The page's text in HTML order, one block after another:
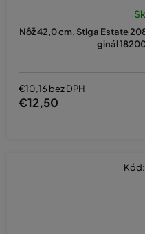
Nôž 42,0 cm, Stiga Estate
ginál
€10,16 bez DPH
€12,50
Kód: